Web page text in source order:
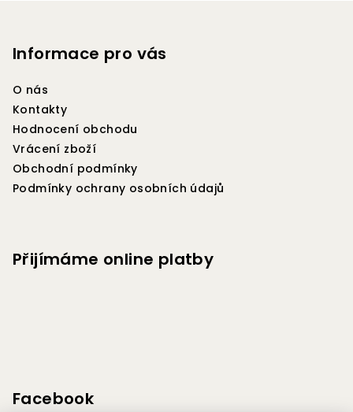
Informace pro vás
O nás
Kontakty
Hodnocení obchodu
Vrácení zboží
Obchodní podmínky
Podmínky ochrany osobních údajů
Přijímáme online platby
Facebook